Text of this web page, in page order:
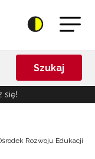
Szukaj
się!
Rozwoju Edukacji